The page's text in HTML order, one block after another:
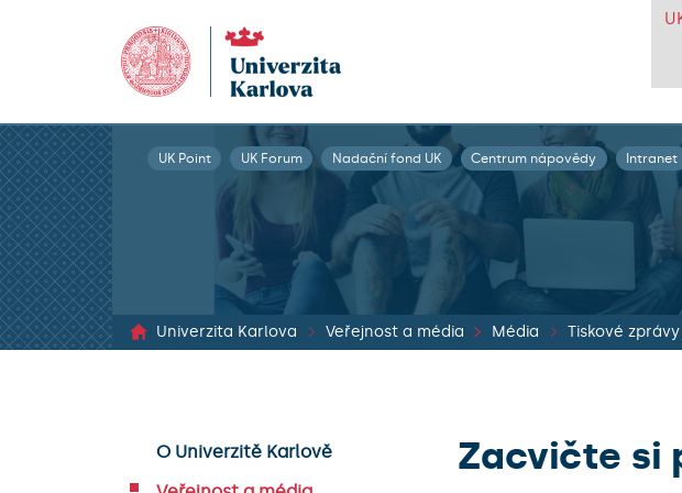
UK Point UK Forum Nadační fond UK Centrum nápovědy Intranet
Univerzita Karlova Veřejnost a média Média
O Univerzitě Karlově
Zacvičte si